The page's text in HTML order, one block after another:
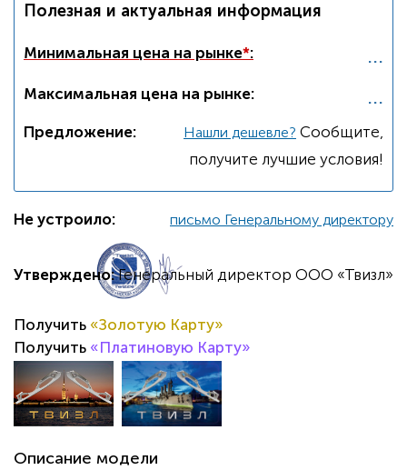
Полезная и актуальная информация
Минимальная цена на рынке*: ...
Максимальная цена на рынке: ...
Предложение: Нашли дешевле? Cообщите,
получите лучшие условия!
Не устроило: письмо Генеральному директору
Утверждено: Генеральный директор ООО «Твизл»
Получить «Золотую Карту»
Получить «Платиновую Карту»
Описание модели